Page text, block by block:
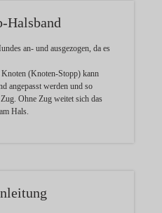
Halsband
an- und ausgezogen, da es
(Knoten-Stopp) kann
angepasst werden und so
Ohne Zug weitet sich das
Hals.